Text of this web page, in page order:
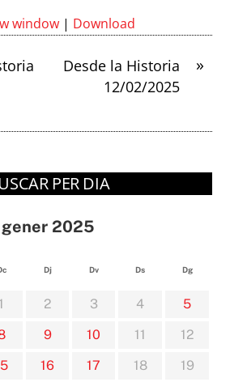
window | Download
»
Desde la Historia
12/02/2025
PER DIA
gener 2025
Dj Dv Ds Dg
1 2 3 4
5
9 10 11
12
16 17 18
19